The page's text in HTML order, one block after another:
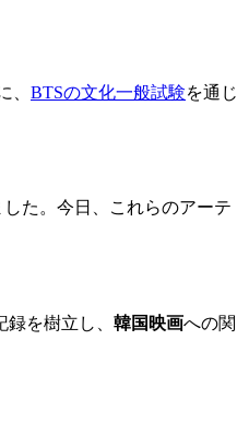
、 BTSの文化一般試験を通じ
た。今日、これらのアーテ
を樹立し、 韓国映画への関